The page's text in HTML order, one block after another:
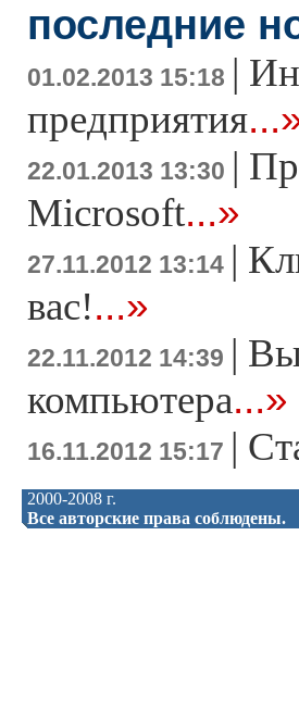
последние
01.02.2013 15:18 |
предприятия
22.01.2013 13:30 |
Microsoft...»
27.11.2012 13:14 |
вас!...»
22.11.2012 14:39 |
компьютера...»
16.11.2012 15:17 |
2000-2008 г.
Все авторские права соблюдены.